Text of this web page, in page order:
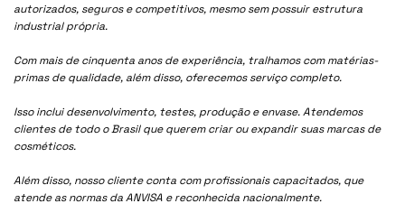
autorizados, seguros e competitivos, mesmo sem possuir estrutura
industrial própria.
Com mais de cinquenta anos de experiência, tralhamos com matérias-
primas de qualidade, além disso, oferecemos serviço completo.
Isso inclui desenvolvimento, testes, produção e envase. Atendemos
clientes de todo o Brasil que querem criar ou expandir suas marcas de
cosméticos.
Além disso, nosso cliente conta com profissionais capacitados, que
atende as normas da ANVISA e reconhecida nacionalmente.